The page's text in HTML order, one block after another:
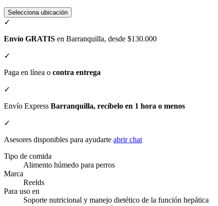
Selecciona ubicación
✓
Envío GRATIS en Barranquilla, desde $130.000
✓
Paga en línea o contra entrega
✓
Envío Express Barranquilla, recíbelo en 1 hora o menos
✓
Asesores disponibles para ayudarte abrir chat
Tipo de comida
Alimento húmedo para perros
Marca
Reelds
Para uso en
Soporte nutricional y manejo dietético de la función hepática